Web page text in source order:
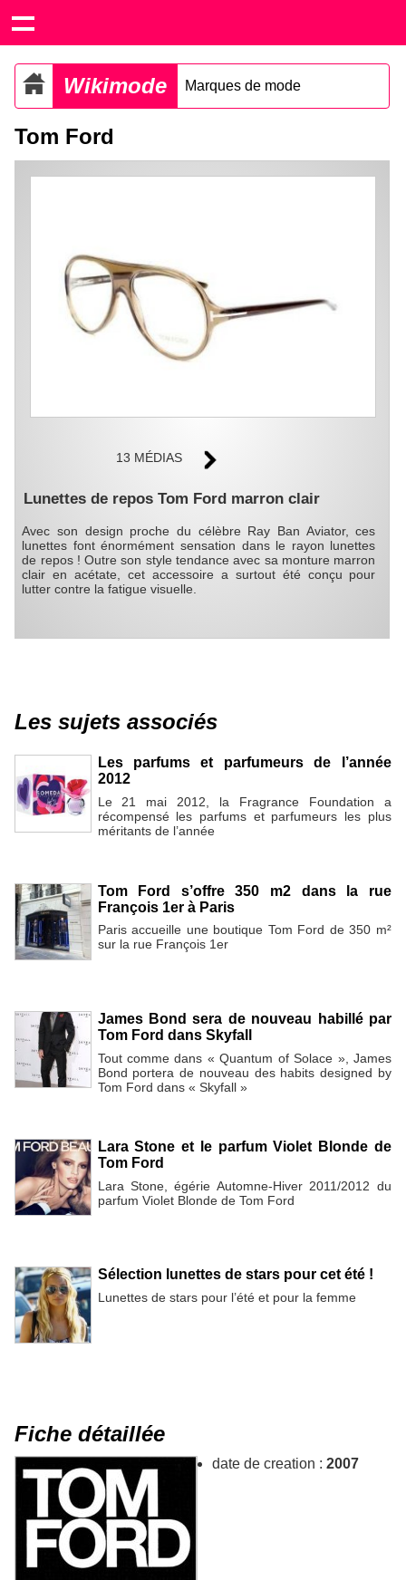
Wikimode Marques de mode
Tom Ford
13 MÉDIAS
Lunettes de repos Tom Ford marron clair
Avec son design proche du célèbre Ray Ban Aviator, ces
lunettes font énormément sensation dans le rayon lunettes
de repos ! Outre son style tendance avec sa monture marron
clair en acétate, cet accessoire a surtout été conçu pour
lutter contre la fatigue visuelle.
Les sujets associés
Les parfums et parfumeurs de l’année
2012
Le 21 mai 2012, la Fragrance Foundation a
récompensé les parfums et parfumeurs les plus
méritants de l’année
Tom Ford s’offre 350 m2 dans la rue
François 1er à Paris
Paris accueille une boutique Tom Ford de 350 m²
sur la rue François 1er
James Bond sera de nouveau habillé par
Tom Ford dans Skyfall
Tout comme dans « Quantum of Solace », James
Bond portera de nouveau des habits designed by
Tom Ford dans « Skyfall »
Lara Stone et le parfum Violet Blonde de
Tom Ford
Lara Stone, égérie Automne-Hiver 2011/2012 du
parfum Violet Blonde de Tom Ford
Sélection lunettes de stars pour cet été !
Lunettes de stars pour l’été et pour la femme
Fiche détaillée
date de creation : 2007